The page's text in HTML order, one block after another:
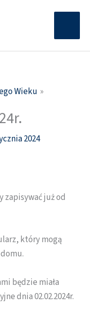
Wieku
2024
zapisywać już od
który mogą
będzie miała
dnia 02.02.2024r.